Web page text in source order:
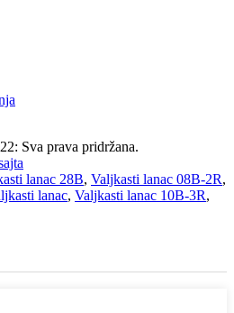
Sva prava pridržana.
lanac 28B, Valjkasti lanac 08B-2R,
lanac, Valjkasti lanac 10B-3R,